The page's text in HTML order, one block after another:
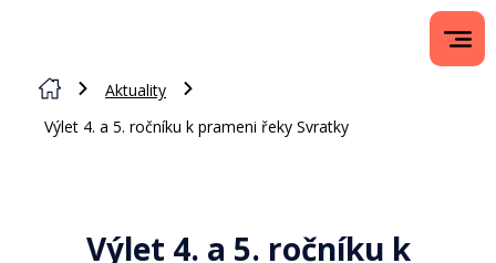
Aktuality
Výlet 4. a 5. ročníku k prameni řeky Svratky
Výlet 4. a 5. ročníku k